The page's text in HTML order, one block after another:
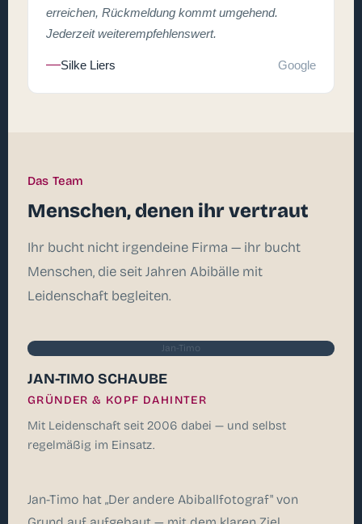
erreichen, Rückmeldung kommt umgehend.
Jederzeit weiterempfehlenswert.
Silke Liers Google
Das Team
Menschen, denen ihr vertraut
Ihr bucht nicht irgendeine Firma — ihr bucht
Menschen, die seit Jahren Abibälle mit
Leidenschaft begleiten.
Jan-Timo
JAN-TIMO SCHAUBE
GRÜNDER & KOPF DAHINTER
Mit Leidenschaft seit 2006 dabei — und selbst
regelmäßig im Einsatz.
Jan-Timo hat „Der andere Abiballfotograf" von